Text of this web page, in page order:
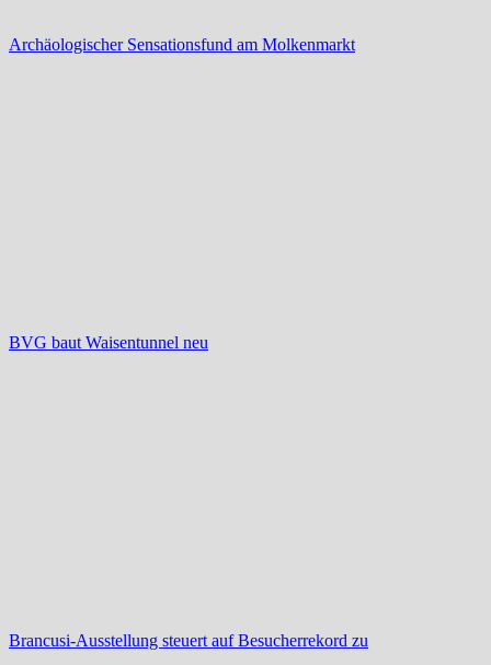
Archäologischer Sensationsfund am Molkenmarkt
BVG baut Waisentunnel neu
Brancusi-Ausstellung steuert auf Besucherrekord zu